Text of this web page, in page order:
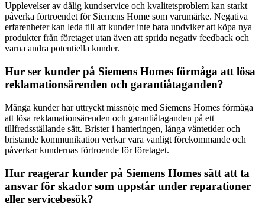
Upplevelser av dålig kundservice och kvalitetsproblem kan starkt
påverka förtroendet för Siemens Home som varumärke. Negativa
erfarenheter kan leda till att kunder inte bara undviker att köpa nya
produkter från företaget utan även att sprida negativ feedback och
varna andra potentiella kunder.
Hur ser kunder på Siemens Homes förmåga att lösa
reklamationsärenden och garantiåtaganden?
Många kunder har uttryckt missnöje med Siemens Homes förmåga
att lösa reklamationsärenden och garantiåtaganden på ett
tillfredsställande sätt. Brister i hanteringen, långa väntetider och
bristande kommunikation verkar vara vanligt förekommande och
påverkar kundernas förtroende för företaget.
Hur reagerar kunder på Siemens Homes sätt att ta
ansvar för skador som uppstår under reparationer
eller servicebesök?